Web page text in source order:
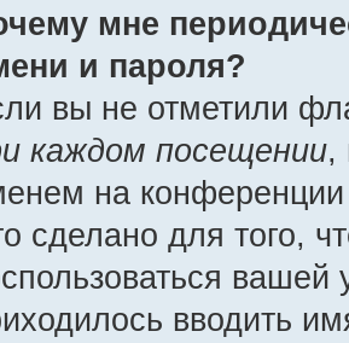
мне
и пароля?
вы не отметили
каждом посещении,
на конференции
сделано для того,
вводить